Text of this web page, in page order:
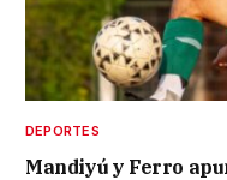
DEPORTES
Mandiyú y Ferro